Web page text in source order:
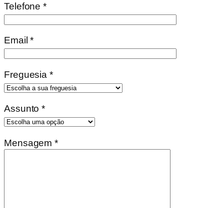
Telefone *
Email *
Freguesia *
Assunto *
Mensagem *